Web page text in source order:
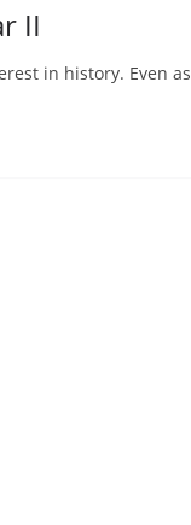
II
in history. Even as